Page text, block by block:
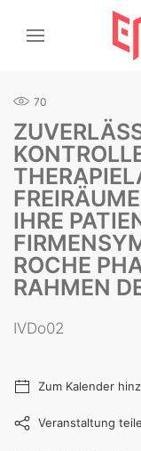
70
IHRE
ROCHE
RAHMEN
IVDo02
Zum Kalender
Veranstaltung